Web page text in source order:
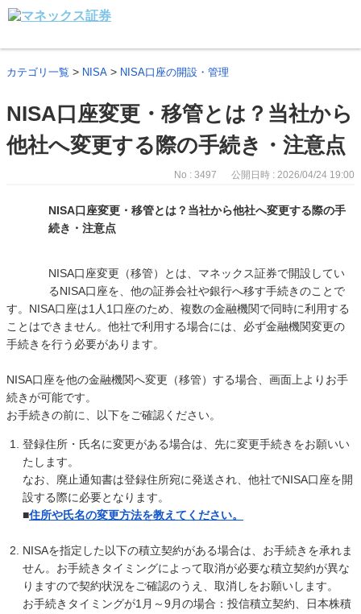
カテゴリ一覧 > NISA > NISA口座の開設・管理
NISA口座変更・移管とは？当社から
他社へ変更する際の手続き・注意点
No : 3497 公開日時 : 2026/04/24 19:00
NISA口座変更・移管とは？当社から他社へ変更する際の手
続き・注意点
NISA口座変更（移管）とは、マネックス証券で開設してい
るNISA口座を、他の証券会社や銀行へ移す手続きのことで
す。NISA口座は1人1口座のため、複数の金融機関で同時に利用する
ことはできません。他社で利用する場合には、必ず金融機関変更の
手続きを行う必要があります。
NISA口座を他の金融機関へ変更（移管）する場合、画面上よりお手
続きが可能です。
お手続きの前に、以下をご確認ください。
登録住所・氏名に変更がある場合は、先に変更手続きをお願いい
たします。
なお、廃止通知書は登録住所宛に発送され、他社でNISA口座を開
設する際に必要となります。
■住所や氏名の変更方法を教えてください。
NISAを指定した以下の積立契約がある場合は、お手続きを承れま
せん。お手続きタイミングによって取消が必要な積立契約が異な
りますので契約状況をご確認のうえ、取消しをお願いします。
お手続きタイミングが1月～9月の場合：投信積立契約、日本株積